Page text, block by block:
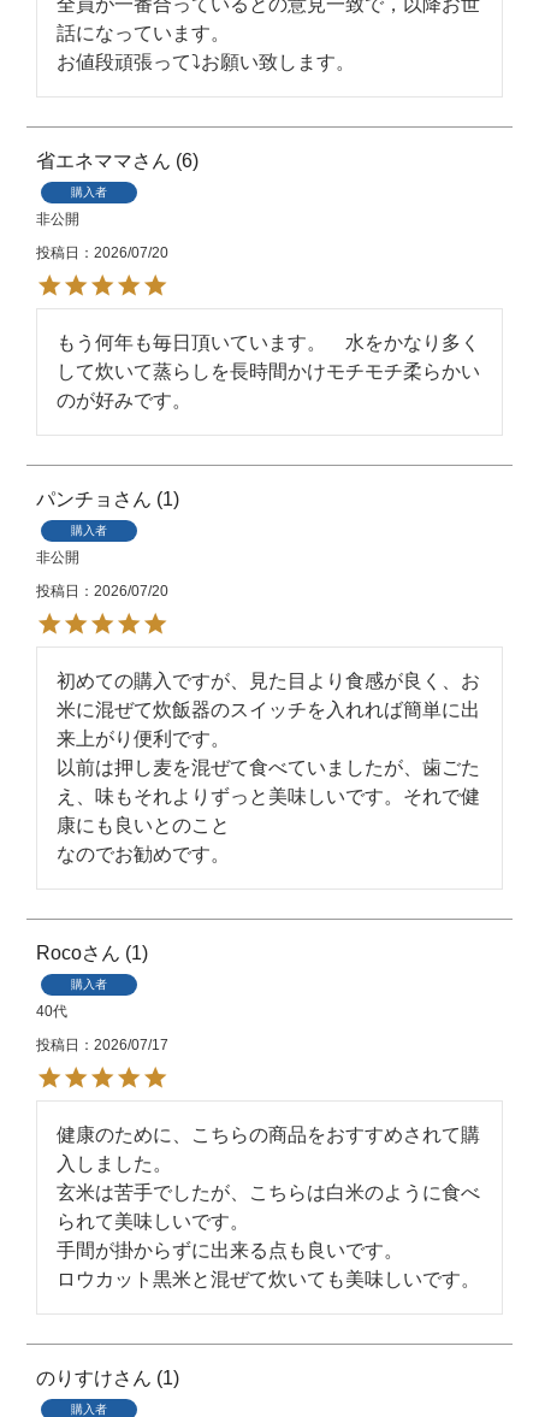
話になっています。
お値段頑張って⤵️お願い致します。
省エネママ 6
購入者
非公開
投稿日
2026/07/20
もう何年も毎日頂いています。　水をかなり多く
して炊いて蒸らしを長時間かけモチモチ柔らかい
のが好みです。
パンチョ 1
購入者
非公開
投稿日
2026/07/20
初めての購入ですが、見た目より食感が良く、お
米に混ぜて炊飯器のスイッチを入れれば簡単に出
来上がり便利です。
以前は押し麦を混ぜて食べていましたが、歯ごた
え、味もそれよりずっと美味しいです。それで健
康にも良いとのこと
なのでお勧めです。
Roco 1
購入者
40代
投稿日
2026/07/17
健康のために、こちらの商品をおすすめされて購
入しました。
玄米は苦手でしたが、こちらは白米のように食べ
られて美味しいです。
手間が掛からずに出来る点も良いです。
のりすけ 1
購入者